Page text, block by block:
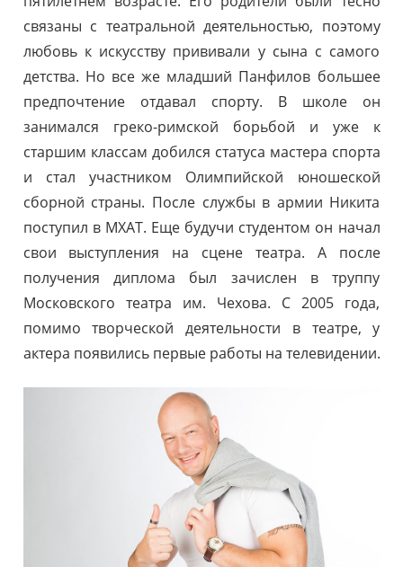
связаны с театральной деятельностью, поэтому
любовь к искусству прививали у сына с самого
детства. Но все же младший Панфилов большее
предпочтение отдавал спорту. В школе он
занимался греко-римской борьбой и уже к
старшим классам добился статуса мастера спорта
и стал участником Олимпийской юношеской
сборной страны. После службы в армии Никита
поступил в МХАТ. Еще будучи студентом он начал
свои выступления на сцене театра. А после
получения диплома был зачислен в труппу
Московского театра им. Чехова. С 2005 года,
помимо творческой деятельности в театре, у
актера появились первые работы на телевидении.